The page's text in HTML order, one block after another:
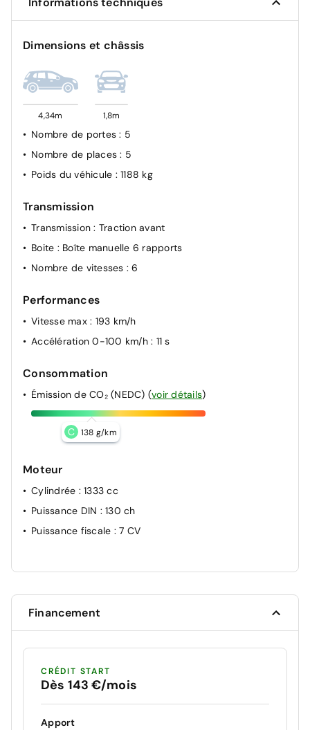
Airbag frontal conducteur et passager
Système de fixation ISOFIX
Dimensions et châssis
4,34m 1,8m
Nombre de portes: 5
Nombre de places: 5
Poids du véhicule : 1188 kg
Transmission
Transmission: Traction avant
Boite : Boîte manuelle 6 rapports
Nombre de vitesses : 6
Performances
Vitesse max : 193 km/h
Accélération 0-100 km/h : 11 s
Consommation
Émission de CO₂ (NEDC) (voir détails)
C 138 g/km
Moteur
Cylindrée : 1333 cc
Puissance DIN : 130 ch
Puissance fiscale : 7 CV
Financement
CRÉDIT START
Dès 143 €/mois
Apport